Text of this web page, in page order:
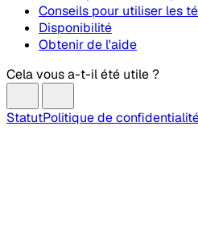
Conseils pour utiliser les
Disponibilité
Obtenir de l'aide
Cela vous a-t-il été utile ?
StatutPolitique de